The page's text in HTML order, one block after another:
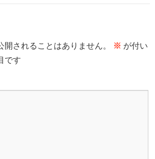
開されることはありません。 ※ が付い
です